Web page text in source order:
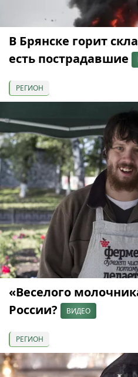
В Брянске горит
есть пострадавшие
РЕГИОН
«Веселого
России?
ВИДЕО
РЕГИОН